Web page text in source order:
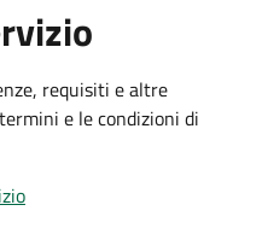
requisiti e altre
e le condizioni di